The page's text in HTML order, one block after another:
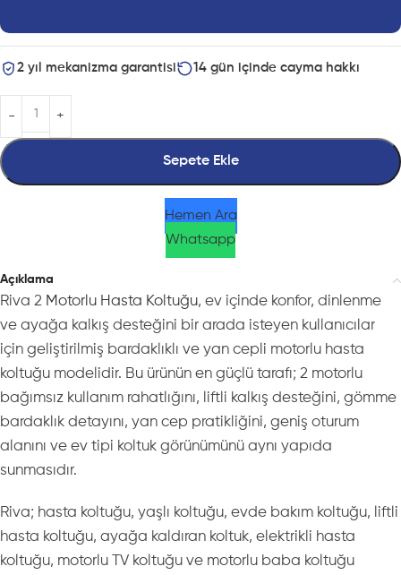
2 yıl mekanizma garantisi 14 gün içinde cayma hakkı
Sepete Ekle
Hemen Ara
Whatsapp
Açıklama
Riva 2 Motorlu Hasta Koltuğu, ev içinde konfor, dinlenme
ve ayağa kalkış desteğini bir arada isteyen kullanıcılar
için geliştirilmiş bardaklıklı ve yan cepli motorlu hasta
koltuğu modelidir. Bu ürünün en güçlü tarafı; 2 motorlu
bağımsız kullanım rahatlığını, liftli kalkış desteğini, gömme
bardaklık detayını, yan cep pratikliğini, geniş oturum
alanını ve ev tipi koltuk görünümünü aynı yapıda
sunmasıdır.
Riva; hasta koltuğu, yaşlı koltuğu, evde bakım koltuğu, liftli
hasta koltuğu, ayağa kaldıran koltuk, elektrikli hasta
koltuğu, motorlu TV koltuğu ve motorlu baba koltuğu